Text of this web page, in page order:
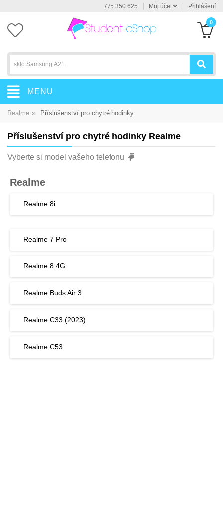
775 350 625 Můj účet Přihlášení
0
MENU
Realme » Příslušenství pro chytré hodinky
Příslušenství pro chytré hodinky Realme
Vyberte si model vašeho telefonu
Realme
Realme 8i
Realme 7 Pro
Realme 8 4G
Realme Buds Air 3
Realme C33 (2023)
Realme C53